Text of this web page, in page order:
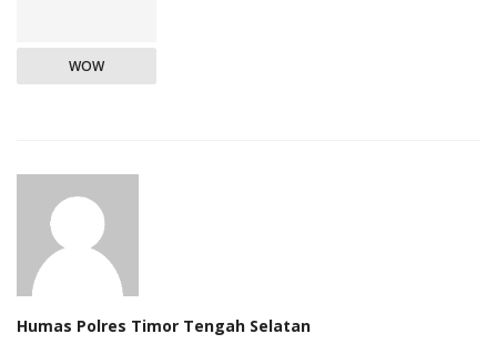
WOW
Humas Polres Timor Tengah Selatan